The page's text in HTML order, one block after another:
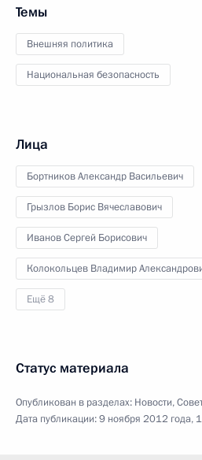
Темы
Внешняя политика
Национальная безопасность
Лица
Бортников Александр Васильевич
Грызлов Борис Вячеславович
Иванов Сергей Борисович
Колокольцев Владимир
Ещё 8
Статус материала
Опубликован в разделах: Новости,
Дата публикации:9 ноября 2012 года,